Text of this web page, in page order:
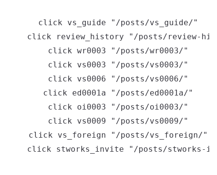
    click vs_guide "/posts/vs_guide/"
click review_history "/posts/review-
    click wr0003 "/posts/wr0003/"
    click vs0003 "/posts/vs0003/"
    click vs0006 "/posts/vs0006/"
    click ed0001a "/posts/ed0001a/"
    click oi0003 "/posts/oi0003/"
    click vs0009 "/posts/vs0009/"
    click vs_foreign "/posts/vs_foreign/"